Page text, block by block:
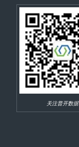
关注普开数据